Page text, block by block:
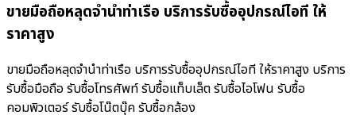
ขายมือถือหลุดจำนำท่าเรือ บริการรับซื้ออุปกรณ์ไอที ให้
ราคาสูง
ขายมือถือหลุดจำนำท่าเรือ บริการรับซื้ออุปกรณ์ไอที ให้ราคาสูง บริการ
รับซื้อมือถือ รับซื้อโทรศัพท์ รับซื้อแท็บเล็ต รับซื้อไอโฟน รับซื้อ
คอมพิวเตอร์ รับซื้อโน๊ตบุ๊ค รับซื้อกล้อง